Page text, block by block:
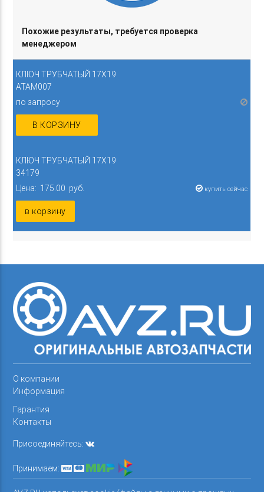
КЛЮЧ ТРУБЧАТЫЙ 17Х19
ATAM007
по запросу
В КОРЗИНУ
Похожие результаты, требуется проверка
менеджером
КЛЮЧ ТРУБЧАТЫЙ 17Х19
34179
Цена: 175.00 руб.
купить сейчас
в корзину
О компании
Информация
Гарантия
Контакты
Присоединяйтесь:
Принимаем: